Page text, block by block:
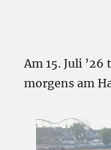
Am 15. Juli
morgens am